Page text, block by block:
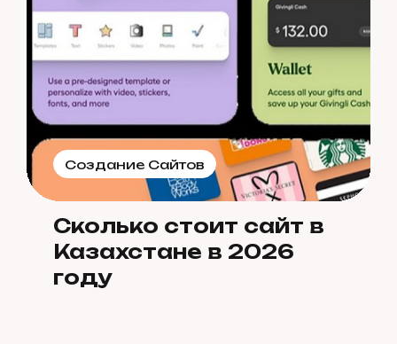
Создание Сайтов
Сколько стоит сайт в
Казахстане в 2026
году